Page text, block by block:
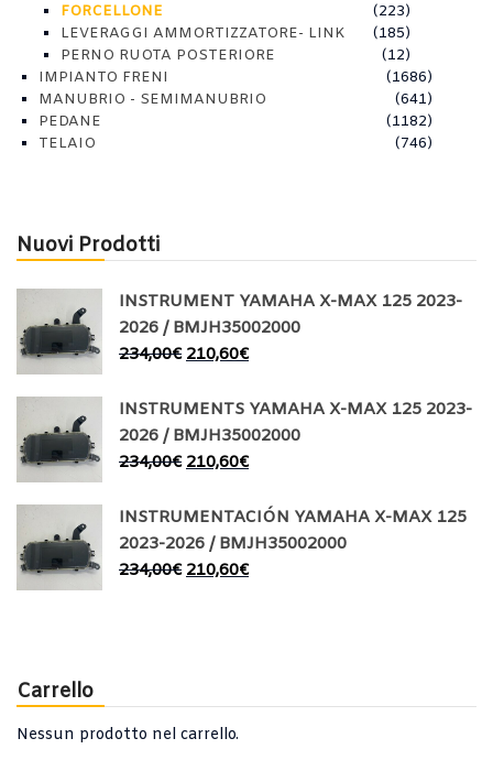
FORCELLONE
(223)
LEVERAGGI AMMORTIZZATORE- LINK
(185)
PERNO RUOTA POSTERIORE
(12)
IMPIANTO FRENI
(1686)
MANUBRIO - SEMIMANUBRIO
(641)
PEDANE
(1182)
TELAIO
(746)
Nuovi Prodotti
INSTRUMENT YAMAHA X-MAX 125 2023-
2026 / BMJH35002000
234,00€ 210,60€
INSTRUMENTS YAMAHA X-MAX 125 2023-
2026 / BMJH35002000
234,00€ 210,60€
INSTRUMENTACIÓN YAMAHA X-MAX 125
2023-2026 / BMJH35002000
234,00€ 210,60€
Carrello
Nessun prodotto nel carrello.